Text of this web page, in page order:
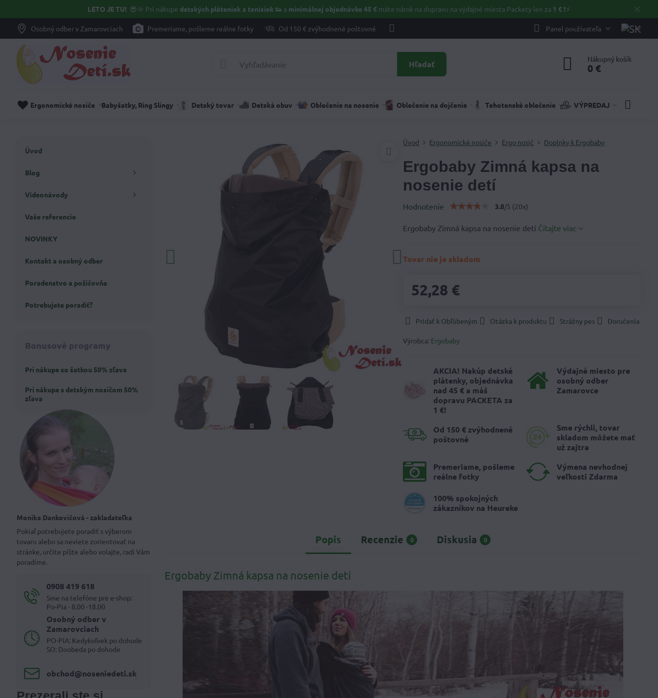
✕
LETO JE TU! 😎🌞 Pri nákupe detských pláteniek a tenisiek 👟 a minimálnej objednávke 45 €máte nárok na dopravu na výdajné miesta Packety len za 1 €❗⚡️
Osobný odber v Zamarovciach Premeriame, pošleme reálne fotky Od 150 € zvýhodnené poštovné Panel používateľa
Hľadať Nákupný košík
0 €
Ergonomické nosiče Babyšatky, Ring Slingy Detský tovar Detská obuv Oblečenie na nosenie Oblečenie na dojčenie Tehotenské oblečenie VÝPREDAJ
Úvod Ergonomické nosiče Ergo nosič Doplnky k Ergobaby
Ergobaby Zimná kapsa na
nosenie detí
Hodnotenie 3.8/5 (20x)
Ergobaby Zimná kapsa na nosenie detí Čítajte viac
Tovar nie je skladom
52,28 €
Pridať k Obľúbeným Otázka k produktu Strážny pes Doručenia
Výrobca: Ergobaby
AKCIA! Nakúp detské
plátenky, objednávka
nad 45 € a máš
dopravu PACKETA za
1 €!
Výdajné miesto pre
osobný odber
Zamarovce
Od 150 € zvýhodnené
poštovné
Sme rýchli, tovar
skladom môžete mať
už zajtra
Premeriame, pošleme
reálne fotky
Výmena nevhodnej
veľkosti Zdarma
100% spokojných
zákazníkov na Heureke
Popis Recenzie 0 Diskusia 0
Ergobaby Zimná kapsa na nosenie detí
Úvod
Blog
Videonávody
Vaše referencie
NOVINKY
Kontakt a osobný odber
Poradenstvo a požičovňa
Potrebujete poradiť?
Bonusové programy
Pri nákupe so šatkou 50% zľava
Pri nákupe s detským nosičom 50%
zľava
Monika Dankovičová - zakladateľka
Pokiaľ potrebujete poradiť s výberom
tovaru alebo sa neviete zorientovať na
stránke, určite píšte alebo volajte, radi Vám
poradíme.
0908 419 618
Sme na telefóne pre e-shop:
Po-Pia - 8.00 -18.00
Osobný odber v
Zamarovciach
PO-PIA: Kedykoľvek po dohode
SO: Doobeda po dohode
obchod​@noseniedeti​.sk